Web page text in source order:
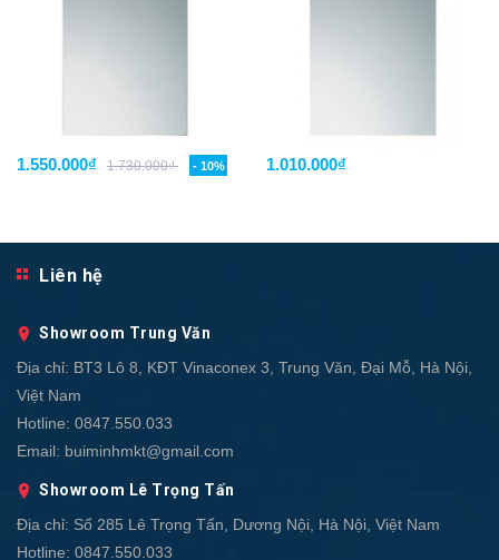
1.550.000₫ 1.730.000₫ - 10% 1.010.000₫
Liên hệ
Showroom Trung Văn
Địa chỉ: BT3 Lô 8, KĐT Vinaconex 3, Trung Văn, Đại Mỗ, Hà Nội,
Việt Nam
Hotline: 0847.550.033
Email: buiminhmkt@gmail.com
Showroom Lê Trọng Tấn
Địa chỉ: Số 285 Lê Trọng Tấn, Dương Nội, Hà Nội, Việt Nam
Hotline: 0847.550.033